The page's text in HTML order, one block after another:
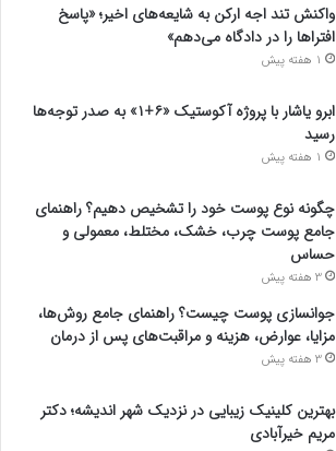
واکنش تند اجه ارکن به شایعه‌های اخیر؛ «پاسخ
افتراها را در دادگاه می‌دهم»
1 هفته پیش
ابرو یاشار با پروژه آکوستیک «۶+۱» به صدر توجه‌ها
رسید
1 هفته پیش
چگونه نوع پوست خود را تشخیص دهیم؟ راهنمای
جامع پوست چرب، خشک، مختلط، معمولی و
حساس
3 هفته پیش
جوانسازی پوست چیست؟ راهنمای جامع روش‌ها،
مزایا، عوارض، هزینه و مراقبت‌های پس از درمان
3 هفته پیش
بهترین کلینیک زیبایی در نزدیک شهر اندیشه؛ دکتر
مریم خیرآبادی